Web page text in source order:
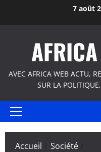
7 août
AVEC AFRICA WEB ACTU,
SUR LA
Menu
Accueil
Société